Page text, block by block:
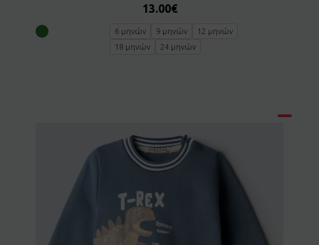
13.00€
6 μηνών 9 μηνών
12 μηνών
18 μηνών
24 μηνών